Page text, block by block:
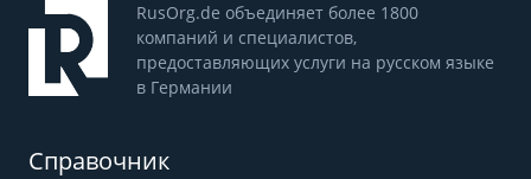
RusOrg.de объединяет более 1800
компаний и специалистов,
предоставляющих услуги на русском языке
в Германии
Справочник